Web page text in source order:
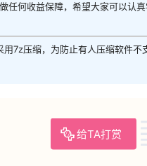
任何收益保障，希望大家可以认
7z压缩，为防止有人压缩软件
给TA打赏